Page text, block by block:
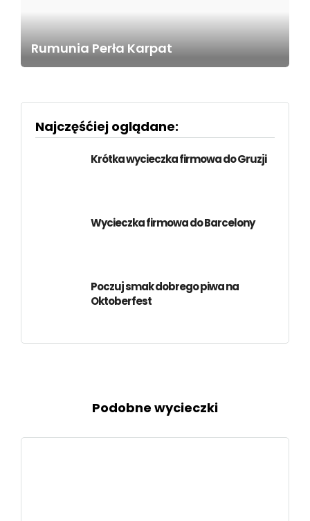
Rumunia Perła Karpat
Najczęśćiej oglądane:
Krótka wycieczka firmowa do Gruzji
Wycieczka firmowa do Barcelony
Poczuj smak dobrego piwa na
Oktoberfest
Podobne wycieczki